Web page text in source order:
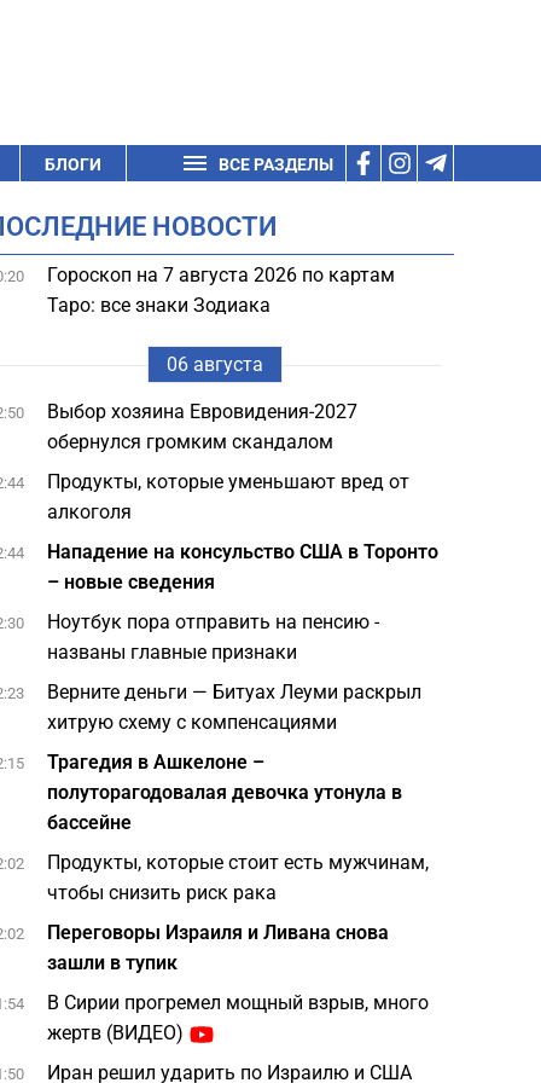
БЛОГИ ВСЕ РАЗДЕЛЫ
НОВОСТИ
Гороскоп на 7 августа 2026 по картам
Таро: все знаки Зодиака
06 августа
Выбор хозяина Евровидения-2027
обернулся громким скандалом
Продукты, которые уменьшают вред от
алкоголя
Нападение на консульство США в Торонто
– новые сведения
Ноутбук пора отправить на пенсию -
названы главные признаки
Верните деньги — Битуах Леуми раскрыл
хитрую схему с компенсациями
Трагедия в Ашкелоне –
полуторагодовалая девочка утонула в
бассейне
Продукты, которые стоит есть мужчинам,
чтобы снизить риск рака
Переговоры Израиля и Ливана снова
зашли в тупик
В Сирии прогремел мощный взрыв, много
жертв (ВИДЕО)
Иран решил ударить по Израилю и США